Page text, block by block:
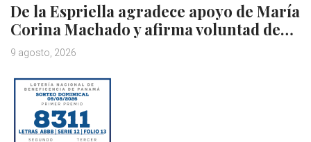
De la Espriella agradece apoyo de María
Corina Machado y afirma voluntad de…
9 agosto, 2026